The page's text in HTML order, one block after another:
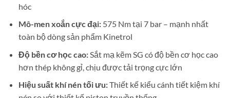
hóc
Mô-men xoắn cực đại:575 Nm tại 7 bar – mạnh nhất
toàn bộ dòng sản phẩm Kinetrol
Độ bền cơ học cao:Sắt mạ kẽm SG có độ bền cơ học cao
hơn thép không gỉ, chịu được tải trọng cực lớn
Hiệu suất khí nén tối ưu:Thiết kế kiểu cánh tiết kiệm khí